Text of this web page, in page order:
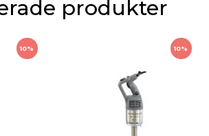
gör det lätt att se när
tömmas.
catering, restaurang, hotell,
produkter
10% 10%